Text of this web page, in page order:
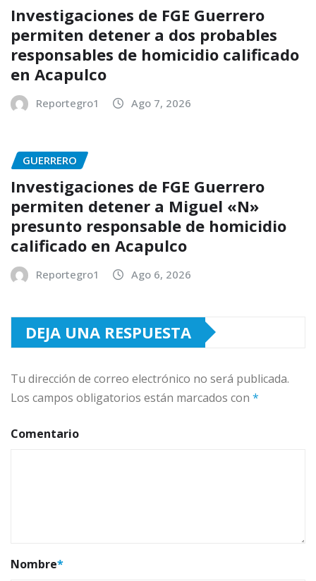
Investigaciones de FGE Guerrero
permiten detener a dos probables
responsables de homicidio calificado
en Acapulco
Reportegro1 Ago 7, 2026
GUERRERO
Investigaciones de FGE Guerrero
permiten detener a Miguel «N»
presunto responsable de homicidio
calificado en Acapulco
Reportegro1 Ago 6, 2026
DEJA UNA RESPUESTA
Tu dirección de correo electrónico no será publicada.
Los campos obligatorios están marcados con *
Comentario
Nombre*